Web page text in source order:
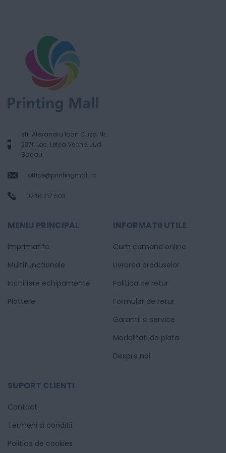
str. Alexandru Ioan Cuza, Nr.
237f, Loc. Letea Veche, Jud.
Bacau
office@printingmall.ro
0746.217.503
MENIU PRINCIPAL
Imprimante
Multifunctionale
Inchiriere echipamente
Plottere
INFORMATII UTILE
Cum comand online
Livrarea produselor
Politica de retur
Formular de retur
Garantii si service
Modalitati de plata
Despre noi
SUPORT CLIENTI
Contact
Termeni si conditii
Politica de cookies